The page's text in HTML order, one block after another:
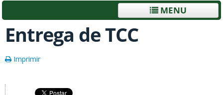
MENU
Entrega de TCC
Imprimir